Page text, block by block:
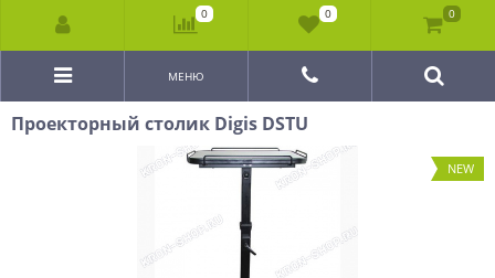
МЕНЮ
Проекторный столик Digis DSTU
NEW
0 0 0